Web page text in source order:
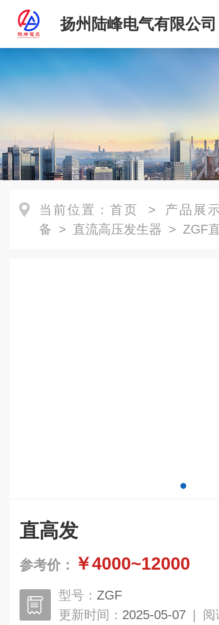
扬州陆峰电气有限公司
当前位置： 首页 > 产品展
备 > 直流高压发生器 > ZGF
直高发
参考价： ￥4000~12000
型号： ZGF
更新时间： 2025-05-07 | 阅